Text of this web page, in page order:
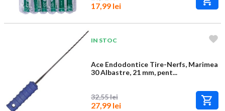
17,99 lei
IN STOC
Ace Endodontice Tire-Nerfs, Marimea
30 Albastre, 21 mm, pent...
32,55 lei
27,99 lei